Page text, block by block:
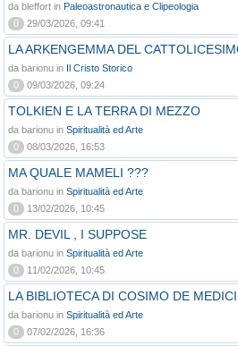
da bleffort in Paleoastronautica e Clipeologia
0
29/03/2026, 09:41
LA ARKENGEMMA DEL
da barionu in Il Cristo Storico
0
09/03/2026, 09:24
TOLKIEN E LA TERRA DI MEZZO
da barionu in Spiritualità ed Arte
0
08/03/2026, 16:53
MA QUALE MAMELI ???
da barionu in Spiritualità ed Arte
0
13/02/2026, 10:45
MR. DEVIL , I SUPPOSE
da barionu in Spiritualità ed Arte
0
11/02/2026, 10:45
LA BIBLIOTECA DI COSIMO DE MEDICI
da barionu in Spiritualità ed Arte
0
07/02/2026, 16:36